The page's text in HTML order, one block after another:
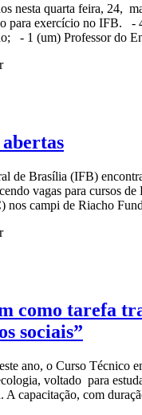
nesta quarta feira, 24,
para exercício no IFB. -
- 1 (um) Professor do
de Brasília (IFB)
vagas para cursos
nos campi de Riacho
como tarefa
sociais”
ano, o Curso Técnico
voltado para
A capacitação, com